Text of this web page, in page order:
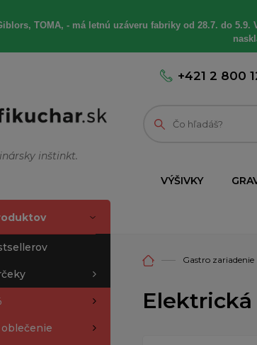
TOMA, - má letnú uzáveru fabriky od 28.7. do
inštinkt.
+421 2 800
VÝŠIVKY
Gastro zariadenie
Elektrická